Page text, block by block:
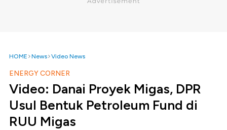
HOME News Video News
ENERGY CORNER
Video: Danai Proyek Migas, DPR
Usul Bentuk Petroleum Fund di
RUU Migas